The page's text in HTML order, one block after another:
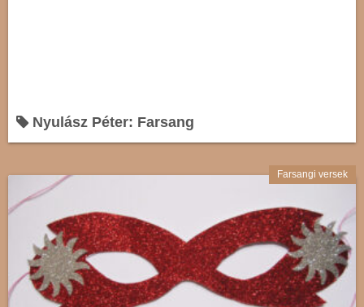
Nyulász Péter: Farsang
Farsangi versek